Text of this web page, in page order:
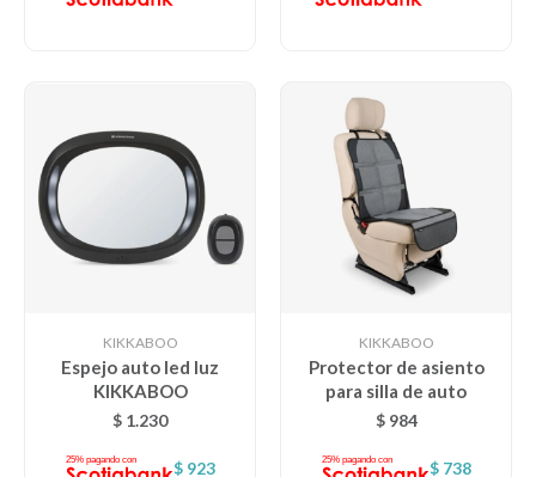
KIKKABOO
Espejo auto led luz
KIKKABOO
$ 1.230
$ 923
KIKKABOO
Protector de asiento
para silla de auto
$ 984
$ 738